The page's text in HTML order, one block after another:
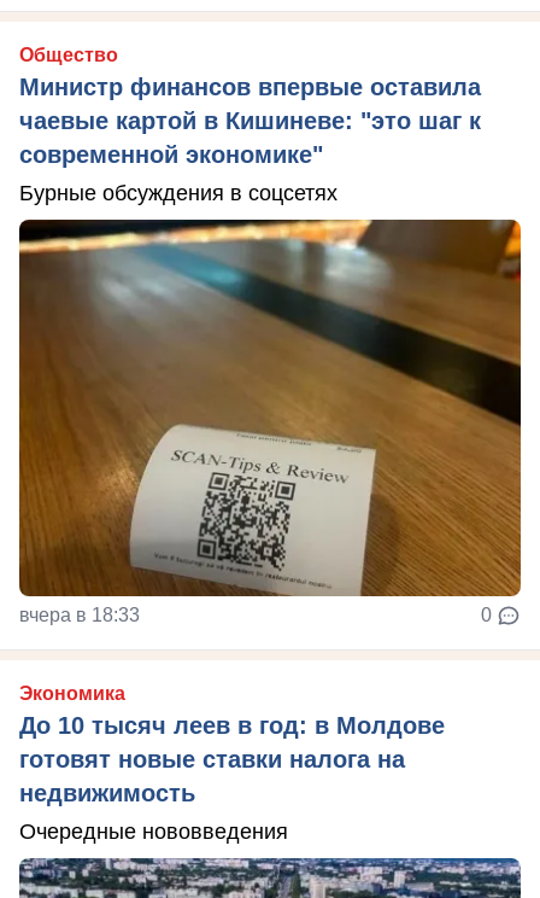
Общество
Министр финансов впервые оставила
чаевые картой в Кишиневе: "это шаг к
современной экономике"
Бурные обсуждения в соцсетях
вчера в 18:33 0
Экономика
До 10 тысяч леев в год: в Молдове
готовят новые ставки налога на
недвижимость
Очередные нововведения